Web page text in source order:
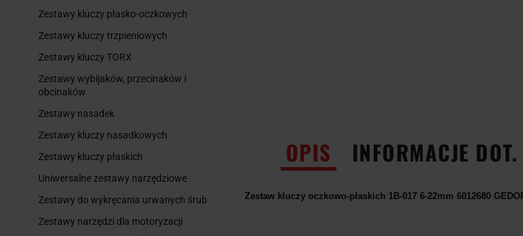
Zestawy kluczy płasko-oczkowych
Zestawy kluczy trzpieniowych
Zestawy kluczy TORX
Zestawy wybijaków, przecinaków i
obcinaków
Zestawy nasadek
Zestawy kluczy nasadkowych
Zestawy kluczy płaskich
Uniwersalne zestawy narzędziowe
Zestawy do wykręcania urwanych śrub
Zestawy narzędzi dla motoryzacji
OPIS INFORMACJE
Zestaw kluczy oczkowo-płaskich 1B-017 6-22mm 6012680